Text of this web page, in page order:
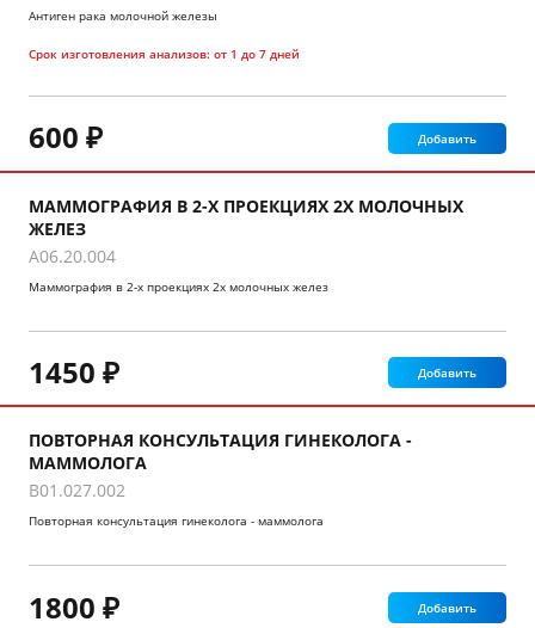
Антиген рака молочной железы
Срок изготовления анализов: от 1 до 7 дней
600 ₽ Добавить
МАММОГРАФИЯ В 2-Х ПРОЕКЦИЯХ 2Х МОЛОЧНЫХ
ЖЕЛЕЗ
A06.20.004
Маммография в 2-х проекциях 2х молочных желез
1450 ₽ Добавить
ПОВТОРНАЯ КОНСУЛЬТАЦИЯ ГИНЕКОЛОГА -
МАММОЛОГА
B01.027.002
Повторная консультация гинеколога - маммолога
1800 ₽ Добавить